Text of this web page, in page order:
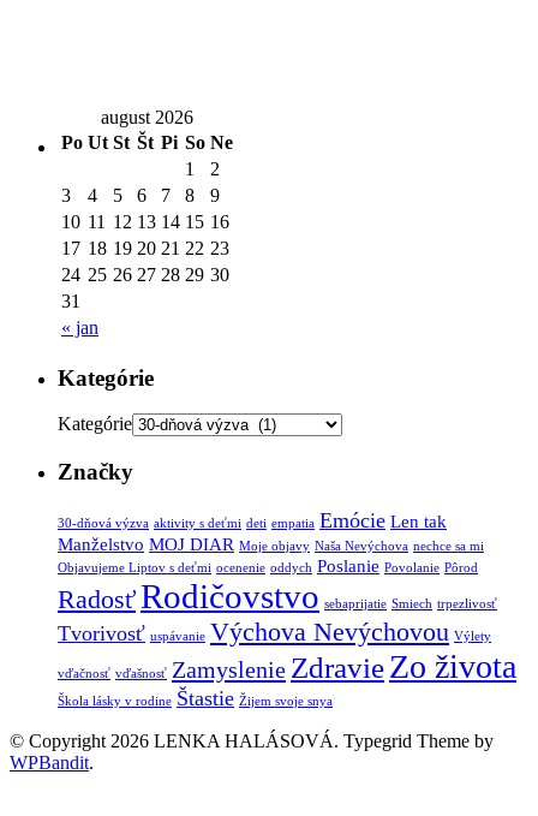
august 2026
Po Ut St Št Pi So Ne
« jan
1
2
3
4 5 6 7 8
9
10 11 12 13 14 15 16
17 18 19 20 21 22 23
24 25 26 27 28 29 30
31
Kategórie
Kategórie
Značky
30-dňová výzva aktivity s deťmi deti empatia Emócie Len tak
Manželstvo MOJ DIAR Moje objavy Naša Nevýchova nechce sa mi
Objavujeme Liptov s deťmi ocenenie oddych Poslanie Povolanie Pôrod
RadosťRodičovstvo sebaprijatie Smiech trpezlivosť
Tvorivosť uspávanie Výchova Nevýchovou Výlety
vďačnosť vďašnosť Zamyslenie ZdravieZo života
Škola lásky v rodine Štastie Žijem svoje snya
© Copyright 2026 LENKA HALÁSOVÁ. Typegrid Theme by
WPBandit.